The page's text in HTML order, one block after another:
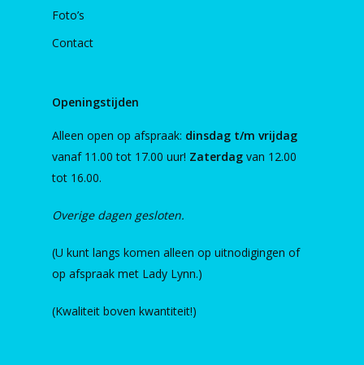
Foto’s
Contact
Openingstijden
Alleen open op afspraak: dinsdag t/m vrijdag
vanaf 11.00 tot 17.00 uur! Zaterdag van 12.00
tot 16.00.
Overige dagen gesloten.
(U kunt langs komen alleen op uitnodigingen of
op afspraak met Lady Lynn.)
(Kwaliteit boven kwantiteit!)